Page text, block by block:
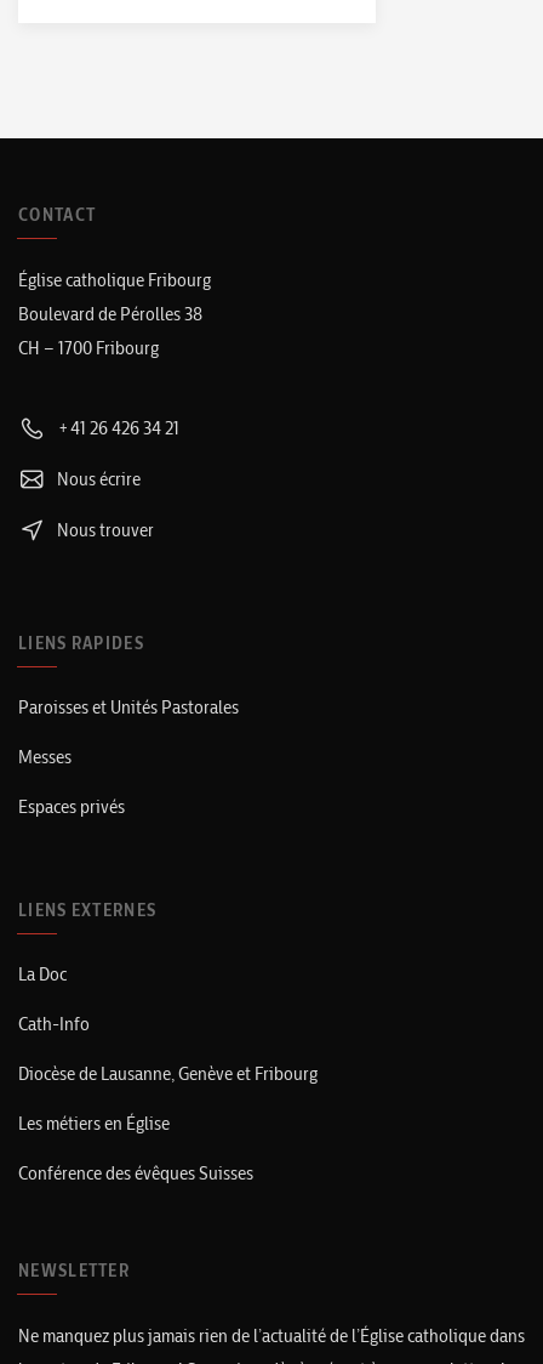
CONTACT
Église catholique Fribourg
Boulevard de Pérolles 38
CH – 1700 Fribourg
+41 26 426 34 21
Nous écrire
Nous trouver
LIENS RAPIDES
Paroisses et Unités Pastorales
Messes
Espaces privés
LIENS EXTERNES
La Doc
Cath-Info
Diocèse de Lausanne, Genève et Fribourg
Les métiers en Église
Conférence des évêques Suisses
NEWSLETTER
Ne manquez plus jamais rien de l’actualité de l’Église catholique dans